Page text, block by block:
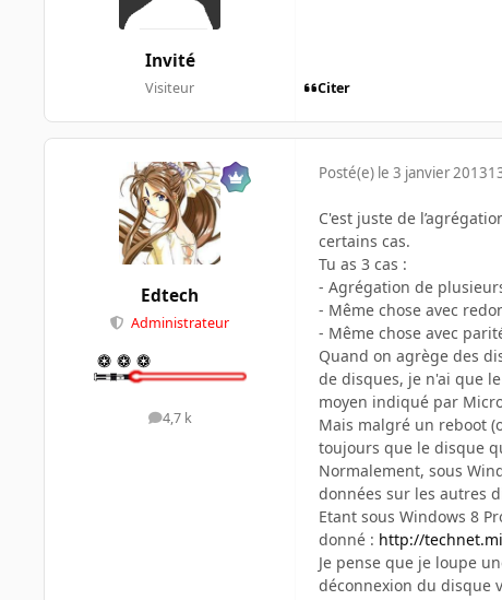
Invité
Visiteur Citer
Edtech
Administrateur
4,7 k
messages
Posté(e) le 3 janvier 2013
C'est juste de
certains cas.
Tu as 3 cas :
- Agrégation de
- Même chose avec
- Même chose avec
Quand on agrège des
de disques, je n'ai que
moyen indiqué par
Mais malgré un reboot
toujours que le disque
Normalement, sous
données sur les autres
Etant sous Windows 8
donné : http://
Je pense que je loupe
déconnexion du disque